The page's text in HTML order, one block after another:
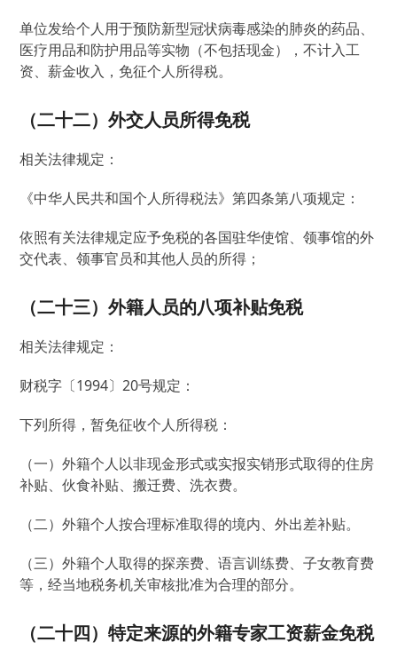
单位发给个人用于预防新型冠状病毒感染的肺炎的药品、
医疗用品和防护用品等实物（不包括现金），不计入工
资、薪金收入，免征个人所得税。
（二十二）外交人员所得免税
相关法律规定：
《中华人民共和国个人所得税法》第四条第八项规定：
依照有关法律规定应予免税的各国驻华使馆、领事馆的外
交代表、领事官员和其他人员的所得；
（二十三）外籍人员的八项补贴免税
相关法律规定：
财税字〔1994〕20号规定：
下列所得，暂免征收个人所得税：
（一）外籍个人以非现金形式或实报实销形式取得的住房
补贴、伙食补贴、搬迁费、洗衣费。
（二）外籍个人按合理标准取得的境内、外出差补贴。
（三）外籍个人取得的探亲费、语言训练费、子女教育费
等，经当地税务机关审核批准为合理的部分。
（二十四）特定来源的外籍专家工资薪金免税